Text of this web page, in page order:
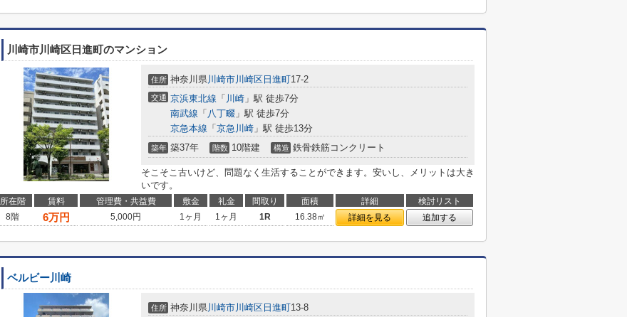
川崎市川崎区日進町のマンション
住所 神奈川県川崎市川崎区 日進町17-2
交通 京浜東北線 「 川崎 」駅 徒歩7分
南武線 「 八丁畷 」駅 徒歩7分
京急本線 「 京急川崎 」駅 徒歩13分
築年 築37年 階数 10階建 構造 鉄骨鉄筋コンクリート
そこそこ古いけど、問題なく生活することができます。安いし、メリットは大き
いです。
所在階 賃料 管理費・共益費 敷金 礼金 間取り 面積 詳細
検討リスト
8階
6万円 5,000円 1ヶ月 1ヶ月 1R 16.38㎡ 詳細を見る 追加する
ベルビー川崎
住所 神奈川県川崎市川崎区 日進町13-8